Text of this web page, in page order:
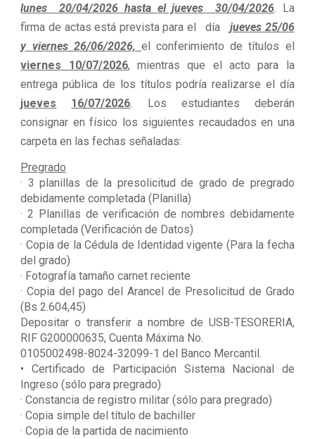
lunes 20/04/2026 hasta el jueves 30/04/2026. La
firma de actas está prevista para el día
jueves 25/06
y viernes 26/06/2026, el conferimiento de títulos el
viernes 10/07/2026, mientras que el acto para la
entrega pública de los títulos podría realizarse el día
jueves
16/07/2026. Los estudiantes deberán
consignar en físico los siguientes recaudados en una
carpeta en las fechas señaladas:
Pregrado
· 3 planillas de la presolicitud de grado de pregrado
debidamente completada (Planilla)
· 2 Planillas de verificación de nombres debidamente
completada (Verificación de Datos)
· Copia de la Cédula de Identidad vigente (Para la fecha
del grado)
· Fotografía tamaño carnet reciente
· Copia del pago del Arancel de Presolicitud de Grado
(Bs 2.604,45)
Depositar o transferir a nombre de USB-TESORERIA,
RIF G200000635, Cuenta Máxima No.
0105002498-8024-32099-1 del Banco Mercantil.
• Certificado de Participación Sistema Nacional de
Ingreso (sólo para pregrado)
· Constancia de registro militar (sólo para pregrado)
· Copia simple del título de bachiller
· Copia de la partida de nacimiento